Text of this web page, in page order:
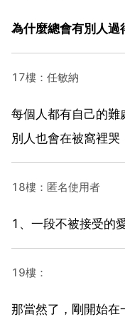
為什麼總會有別人過
17樓：任敏納
每個人都有自己的難
別人也會在被窩裡哭
18樓：匿名使用者
1、一段不被接受的
19樓：
那當然了，剛開始在